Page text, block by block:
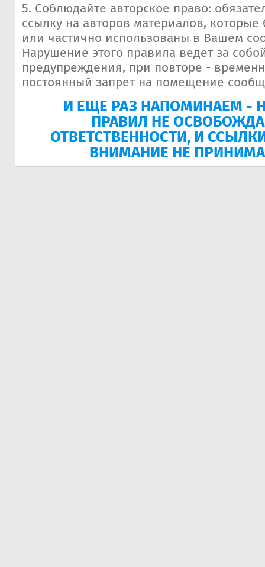
5. Соблюдайте авторское право:
ссылку на авторов материалов,
или частично использованы в Вашем
Нарушение этого правила ведет за
предупреждения, при повторе -
постоянный запрет на помещение
И ЕЩЕ РАЗ НАПОМИНАЕМ -
ПРАВИЛ НЕ
ОТВЕТСТВЕННОСТИ, И
ВНИМАНИЕ НЕ